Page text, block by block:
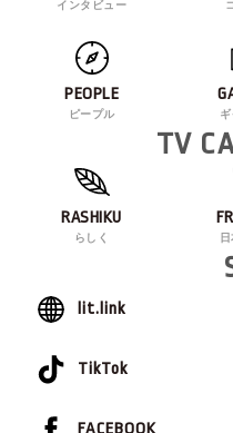
インタビュー
PEOPLE
ピープル
TV
RASHIKU
らしく
lit.link
TikTok